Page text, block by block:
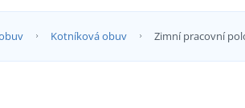
Kotníková obuv Zimní pracovní